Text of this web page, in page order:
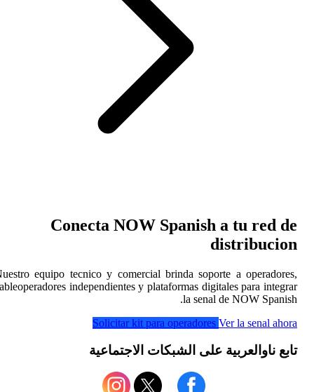
Nuestro equipo tecnico
cableoperadores